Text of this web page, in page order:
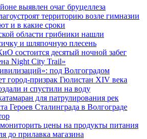
выявлен очаг бруцеллеза
территорию возле гимназии
и в какие сроки
области грибники нашли
и шляпочную плесень
состоится десятый ночной забег
Night City Trail»
под Волгоградом
город-призрак Гюлистан XIV века
и спустили на воду
для патрулирования рек
Героев Сталинграда в Волгограде
цены на продукты питания
до прилавка магазина